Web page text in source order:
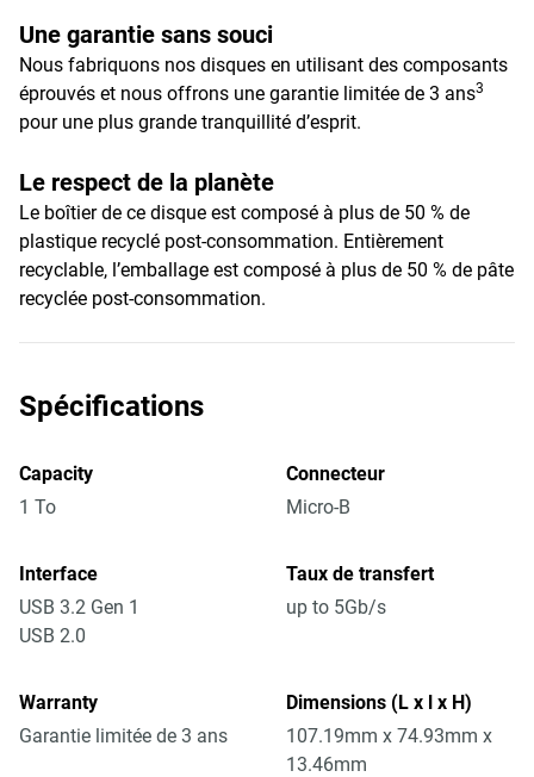
Une garantie sans souci
Nous fabriquons nos disques en utilisant des composants
éprouvés et nous offrons une garantie limitée de 3 ans3
pour une plus grande tranquillité d’esprit.
Le respect de la planète
Le boîtier de ce disque est composé à plus de 50 % de
plastique recyclé post-consommation. Entièrement
recyclable, l’emballage est composé à plus de 50 % de pâte
recyclée post-consommation.
Spécifications
Capacity
1 To
Connecteur
Micro-B
Interface
USB 3.2 Gen 1
USB 2.0
Taux de transfert
up to 5Gb/s
Warranty
Garantie limitée de 3 ans
Dimensions (L x l x H)
107.19mm x 74.93mm x
13.46mm